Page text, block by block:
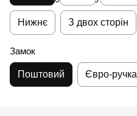
Нижнє З двох сторін
Замок
Поштовий Євро-ручка